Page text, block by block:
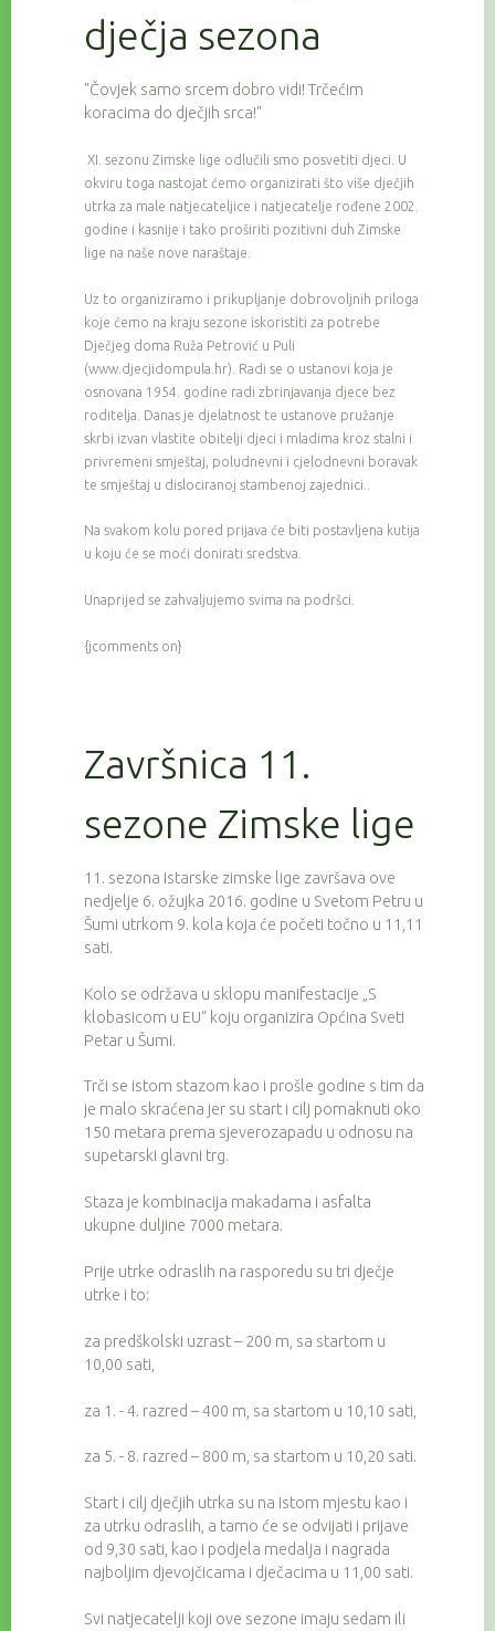
dječja sezona
"Čovjek samo srcem dobro vidi! Trčećim
koracima do dječjih srca!"
XI. sezonu Zimske lige odlučili smo posvetiti djeci. U
okviru toga nastojat ćemo organizirati što više dječjih
utrka za male natjecateljice i natjecatelje rođene 2002.
godine i kasnije i tako proširiti pozitivni duh Zimske
lige na naše nove naraštaje.
Uz to organiziramo i prikupljanje dobrovoljnih priloga
koje ćemo na kraju sezone iskoristiti za potrebe
Dječjeg doma Ruža Petrović u Puli
(www.djecjidompula.hr). Radi se o ustanovi koja je
osnovana 1954. godine radi zbrinjavanja djece bez
roditelja. Danas je djelatnost te ustanove pružanje
skrbi izvan vlastite obitelji djeci i mladima kroz stalni i
privremeni smještaj, poludnevni i cjelodnevni boravak
te smještaj u dislociranoj stambenoj zajednici..
Na svakom kolu pored prijava će biti postavljena kutija
u koju će se moći donirati sredstva.
Unaprijed se zahvaljujemo svima na podršci.
{jcomments on}
Završnica 11.
sezone Zimske lige
11. sezona Istarske zimske lige završava ove
nedjelje 6. ožujka 2016. godine u Svetom Petru u
Šumi utrkom 9. kola koja će početi točno u 11,11
sati.
Kolo se održava u sklopu manifestacije „S
klobasicom u EU“ koju organizira Općina Sveti
Petar u Šumi.
Trči se istom stazom kao i prošle godine s tim da
je malo skraćena jer su start i cilj pomaknuti oko
150 metara prema sjeverozapadu u odnosu na
supetarski glavni trg.
Staza je kombinacija makadama i asfalta
ukupne duljine 7000 metara.
Prije utrke odraslih na rasporedu su tri dječje
utrke i to:
za predškolski uzrast – 200 m, sa startom u
10,00 sati,
za 1. - 4. razred – 400 m, sa startom u 10,10 sati,
za 5. - 8. razred – 800 m, sa startom u 10,20 sati.
Start i cilj dječjih utrka su na istom mjestu kao i
za utrku odraslih, a tamo će se odvijati i prijave
od 9,30 sati, kao i podjela medalja i nagrada
najboljim djevojčicama i dječacima u 11,00 sati.
Svi natjecatelji koji ove sezone imaju sedam ili